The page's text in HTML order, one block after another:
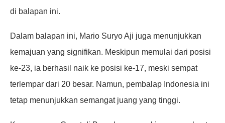
di balapan ini.
Dalam balapan ini, Mario Suryo Aji juga menunjukkan
kemajuan yang signifikan. Meskipun memulai dari posisi
ke-23, ia berhasil naik ke posisi ke-17, meski sempat
terlempar dari 20 besar. Namun, pembalap Indonesia ini
tetap menunjukkan semangat juang yang tinggi.